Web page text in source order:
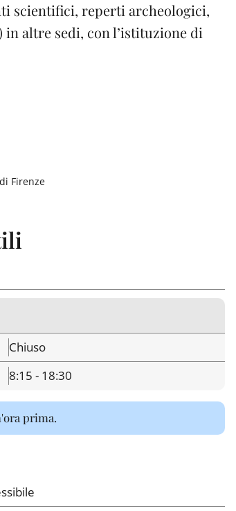
scientifici, reperti archeologici,
altre sedi, con l’istituzione di
Firenze
Chiuso
8:15 - 18:30
prima.